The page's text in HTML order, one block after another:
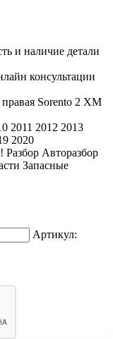
и наличие детали
консультации
Sorento 2 XM
2011 2012 2013
2020
Авторазбор
Запасные
Артикул: